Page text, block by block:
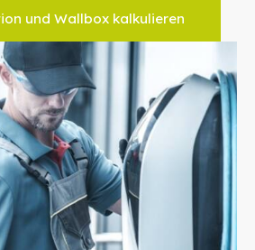
und Wallbox kalkulieren